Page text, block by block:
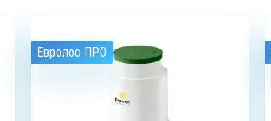
Евролос ПРО